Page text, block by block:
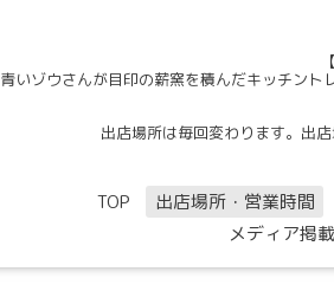
青いゾウさんが目印の薪窯を積んだキッチン
出店場所は毎回変わります。出
TOP 出店場所・営業時間
メディア掲